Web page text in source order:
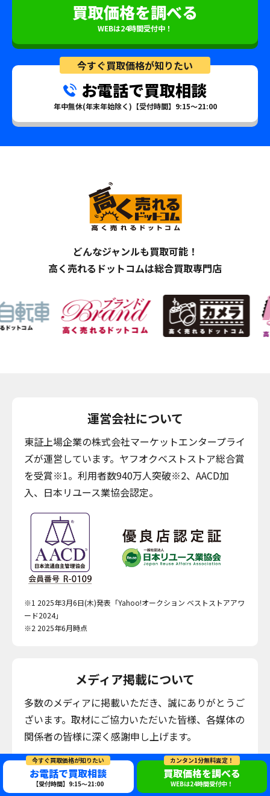
今すぐ買取価格が知りたい
お電話で買取相談
【受付時間】9:15～21:00
カンタン1分無料査定！
買取価格を調べる
WEBは24時間受付中！
買取価格を調べる
WEBは24時間受付中！
今すぐ買取価格が知りたい
お電話で買取相談
年中無休(年末年始除く)【受付時間】9:15～21:00
どんなジャンルも買取可能！
高く売れるドットコムは総合買取専門店
運営会社について
東証上場企業の株式会社マーケットエンタープライ
ズが運営しています。ヤフオクベストストア総合賞
を受賞※1。利用者数940万人突破※2、AACD加
入、日本リユース業協会認定。
※1 2025年3月6日(木)発表「Yahoo!オークション ベストストアアワ
ード2024」
※2 2025年6月時点
メディア掲載について
多数のメディアに掲載いただき、誠にありがとうご
ざいます。取材にご協力いただいた皆様、各媒体の
関係者の皆様に深く感謝申し上げます。
日本テレビ「news every.」
フジテレビ「ぽかぽか」
TBS「それSnowManにやらせて下さい」